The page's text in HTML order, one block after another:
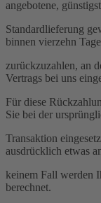
angebotene,
Standardlieferung
binnen vierzehn
zurückzuzahlen, an
Vertrags bei uns
Für diese
Sie bei der
Transaktion
ausdrücklich etwas
keinem Fall werden
berechnet.